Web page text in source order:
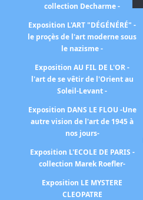
collection Decharme -
Exposition L'ART "DÉGÉNÉRÉ" -
le proçès de l'art moderne sous
le nazisme -
Exposition AU FIL DE L'OR -
l'art de se vêtir de l'Orient au
Soleil-Levant -
Exposition DANS LE FLOU -Une
autre vision de l'art de 1945 à
nos jours-
Exposition L'ECOLE DE PARIS -
collection Marek Roefler-
Exposition LE MYSTERE
CLEOPATRE